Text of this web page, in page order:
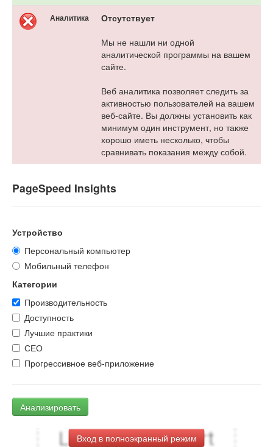
Аналитика
Отсутствует
Мы не нашли ни одной
аналитической программы на вашем
сайте.
Веб аналитика позволяет следить за
активностью пользователей на вашем
веб-сайте. Вы должны установить как
минимум один инструмент, но также
хорошо иметь несколько, чтобы
сравнивать показания между собой.
PageSpeed Insights
Устройство
Персональный компьютер
Мобильный телефон
Категории
Производительность
Доступность
Лучшие практики
СЕО
Прогрессивное веб-приложение
Анализировать
Вход в полноэкранный режим